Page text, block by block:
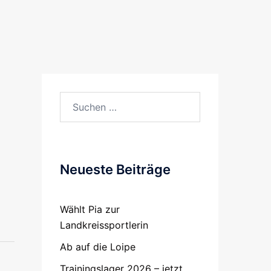
Neueste Beiträge
Wählt Pia zur
Landkreissportlerin
Ab auf die Loipe
Trainingslager 2026 – jetzt